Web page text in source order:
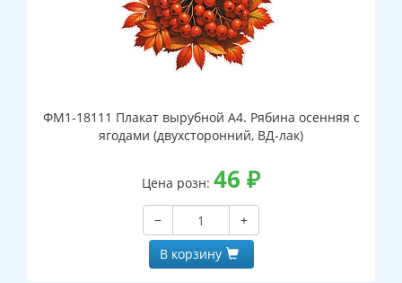
ФМ1-18111 Плакат вырубной А4. Рябина осенняя с
ягодами (двухсторонний, ВД-лак)
Цена розн: 46 ₽
−
+
В корзину